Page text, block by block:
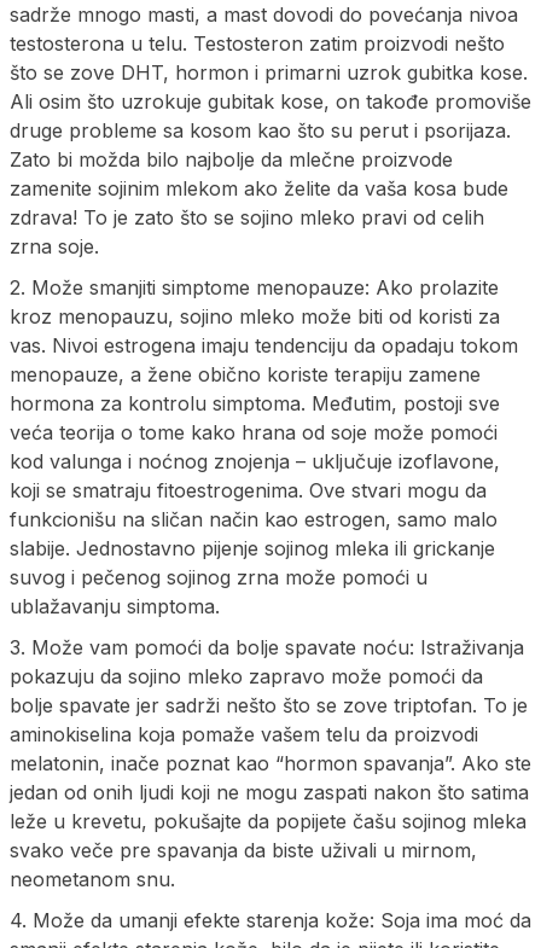
sadrže mnogo masti, a mast dovodi do povećanja nivoa
testosterona u telu. Testosteron zatim proizvodi nešto
što se zove DHT, hormon i primarni uzrok gubitka kose.
Ali osim što uzrokuje gubitak kose, on takođe promoviše
druge probleme sa kosom kao što su perut i psorijaza.
Zato bi možda bilo najbolje da mlečne proizvode
zamenite sojinim mlekom ako želite da vaša kosa bude
zdrava! To je zato što se sojino mleko pravi od celih
zrna soje.
2. Može smanjiti simptome menopauze: Ako prolazite
kroz menopauzu, sojino mleko može biti od koristi za
vas. Nivoi estrogena imaju tendenciju da opadaju tokom
menopauze, a žene obično koriste terapiju zamene
hormona za kontrolu simptoma. Međutim, postoji sve
veća teorija o tome kako hrana od soje može pomoći
kod valunga i noćnog znojenja – uključuje izoflavone,
koji se smatraju fitoestrogenima. Ove stvari mogu da
funkcionišu na sličan način kao estrogen, samo malo
slabije. Jednostavno pijenje sojinog mleka ili grickanje
suvog i pečenog sojinog zrna može pomoći u
ublažavanju simptoma.
3. Može vam pomoći da bolje spavate noću: Istraživanja
pokazuju da sojino mleko zapravo može pomoći da
bolje spavate jer sadrži nešto što se zove triptofan. To je
aminokiselina koja pomaže vašem telu da proizvodi
melatonin, inače poznat kao “hormon spavanja”. Ako ste
jedan od onih ljudi koji ne mogu zaspati nakon što satima
leže u krevetu, pokušajte da popijete čašu sojinog mleka
svako veče pre spavanja da biste uživali u mirnom,
neometanom snu.
4. Može da umanji efekte starenja kože: Soja ima moć da